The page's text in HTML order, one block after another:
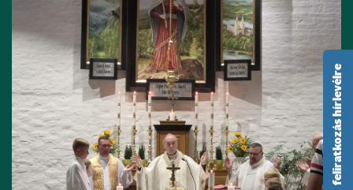
feliratkozás hírlevélre